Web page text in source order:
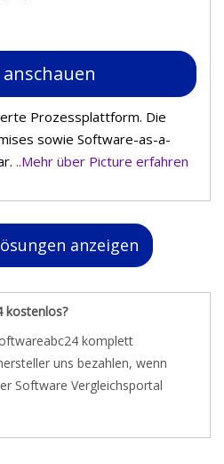
Prozessplattform. Die
sowie Software-as-a-
..Mehr über Picture erfahren
anzeigen
kostenlos?
komplett
uns bezahlen, wenn
Software Vergleichsportal